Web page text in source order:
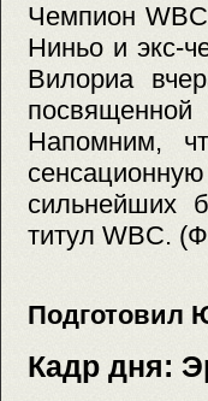
Чемпион
Ниньо и экс-
Вилориа
Напомним,
сильнейших
титул WBC.
Подготовил
Кадр дня: